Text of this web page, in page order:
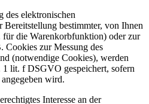
des elektronischen
bestimmter, von Ihnen
die Warenkorbfunktion) oder zur
Cookies zur Messung des
(notwendige Cookies), werden
lit. f DSGVO gespeichert, sofern
wird.
Interesse an der